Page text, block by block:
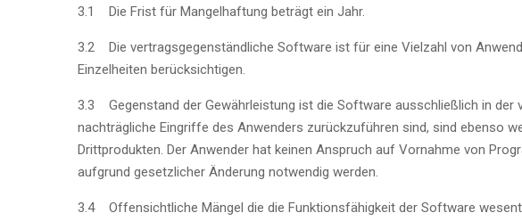
3.1 Die Frist für Mangelhaftung beträgt ein Jahr.
3.2 Die vertragsgegenständliche Software ist für eine Vielzahl von
Einzelheiten berücksichtigen.
3.3 Gegenstand der Gewährleistung ist die Software ausschließlich in der
nachträgliche Eingriffe des Anwenders zurückzuführen sind, sind ebenso
Drittprodukten. Der Anwender hat keinen Anspruch auf Vornahme von
aufgrund gesetzlicher Änderung notwendig werden.
3.4 Offensichtliche Mängel die die Funktionsfähigkeit der Software